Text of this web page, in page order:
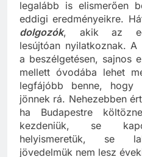
legalább is elismerően
eddigi eredményeikre.
dolgozók, akik az
lesújtóan nyilatkoznak.
a beszélgetésen, sajnos
mellett óvodába lehet
legfájóbb benne,
jönnek rá. Nehezebben
ha Budapestre
kezdeniük, se
helyismeretük, se
jövedelmük nem lesz